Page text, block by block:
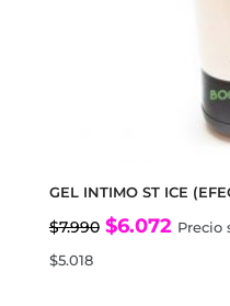
GEL INTIMO ST ICE
$7.990 El
$6.072ElPrecio
$5.018